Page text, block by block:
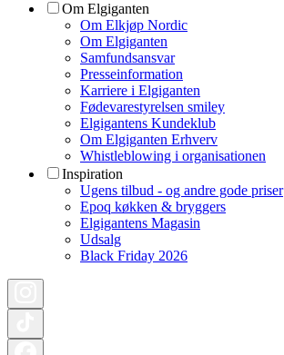
Om Elgiganten
Om Elkjøp Nordic
Om Elgiganten
Samfundsansvar
Presseinformation
Karriere i Elgiganten
Fødevarestyrelsen smiley
Elgigantens Kundeklub
Om Elgiganten Erhverv
Whistleblowing i organisationen
Inspiration
Ugens tilbud - og andre gode priser
Epoq køkken & bryggers
Elgigantens Magasin
Udsalg
Black Friday 2026